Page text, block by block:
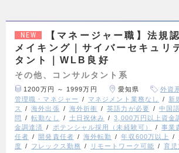
NEW
【マネージャー職】法規
メイキング｜サイバーセキュリ
タント｜WLB良好
その他、コンサルタント系
1200万円 ～ 1999万円 愛知県 外資
管理職・マネジャー
マネジメント業務なし
新
ス
海外出張 海外折衝 英語力が必要 中国
問
転勤なし 土日祝休み 3,000万円以上資金
金調達済
ポテンシャル採用（未経験可） 事業
任者
開発責任者 海外転勤 年収600万以上
度
フレックス勤務 リモートワーク可能 育